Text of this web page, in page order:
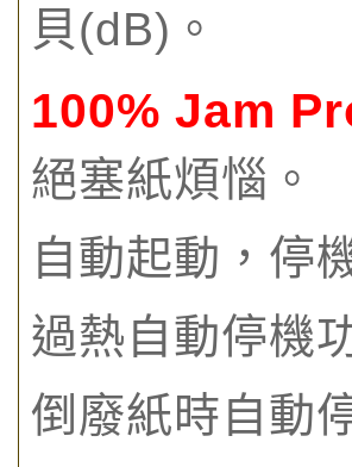
貝(dB)。
100% Jam
絕塞紙煩惱。
自動起動，停
過熱自動停機
倒廢紙時自動